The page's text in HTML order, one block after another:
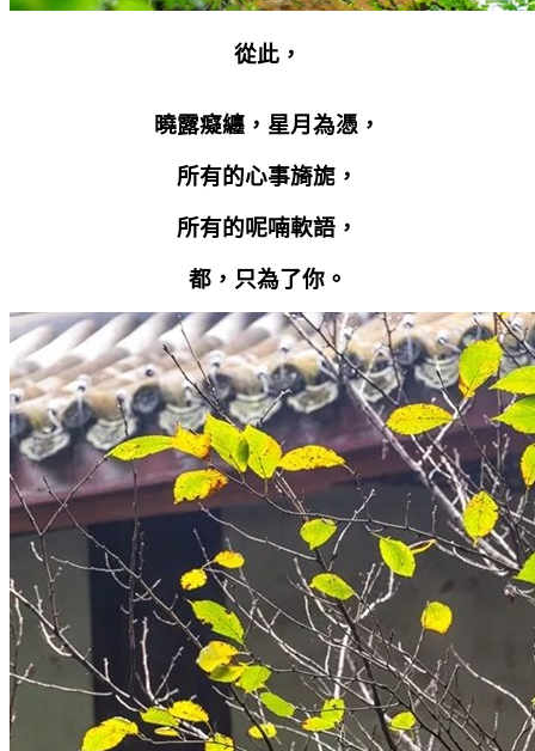
從此，
曉露癡纏，星月為憑，
所有的心事旖旎，
所有的呢喃軟語，
都，只為了你。